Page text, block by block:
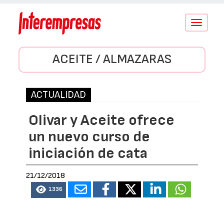
Conmutar
ACEITE / ALMAZARAS
ACTUALIDAD
Olivar y Aceite ofrece
un nuevo curso de
iniciación de cata
21/12/2018
1336